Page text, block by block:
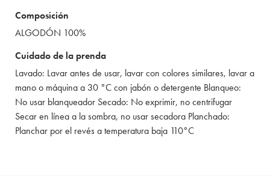
Composición
ALGODÓN 100%
Cuidado de la prenda
Lavado: Lavar antes de usar, lavar con colores similares, lavar a
mano o máquina a 30 °C con jabón o detergente Blanqueo:
No usar blanqueador Secado: No exprimir, no centrifugar
Secar en línea a la sombra, no usar secadora Planchado:
Planchar por el revés a temperatura baja 110°C